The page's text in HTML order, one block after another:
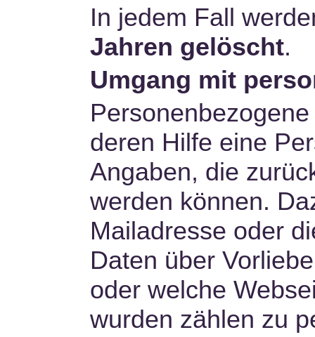
In jedem Fall
Jahren gelöscht.
Umgang mit
deren Hilfe eine
Angaben, die
werden können.
Mailadresse oder
Daten über
oder welche
wurden zählen zu